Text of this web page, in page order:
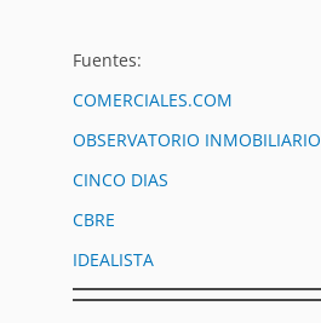
Fuentes:
COMERCIALES.COM
OBSERVATORIO INMOBILIARIO
CINCO DIAS
CBRE
IDEALISTA